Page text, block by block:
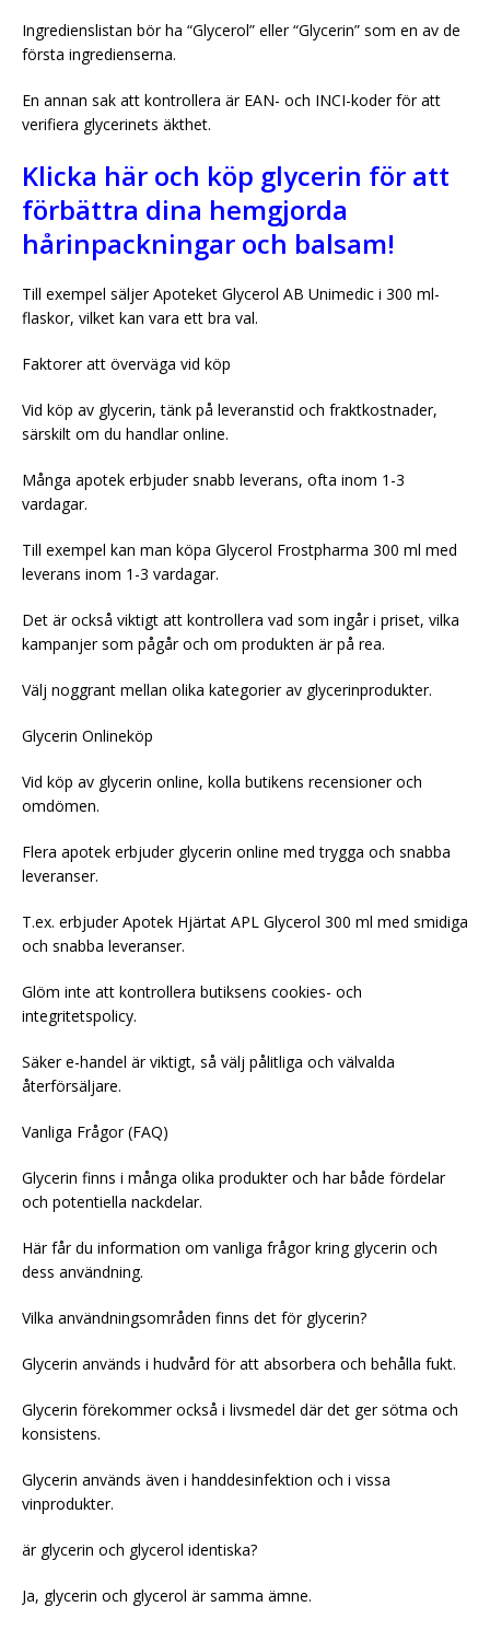
Ingredienslistan bör ha “Glycerol” eller “Glycerin” som en av de
första ingredienserna.
En annan sak att kontrollera är EAN- och INCI-koder för att
verifiera glycerinets äkthet.
Klicka här och köp glycerin för att
förbättra dina hemgjorda
hårinpackningar och balsam!
Till exempel säljer Apoteket Glycerol AB Unimedic i 300 ml-
flaskor, vilket kan vara ett bra val.
Faktorer att överväga vid köp
Vid köp av glycerin, tänk på leveranstid och fraktkostnader,
särskilt om du handlar online.
Många apotek erbjuder snabb leverans, ofta inom 1-3
vardagar.
Till exempel kan man köpa Glycerol Frostpharma 300 ml med
leverans inom 1-3 vardagar.
Det är också viktigt att kontrollera vad som ingår i priset, vilka
kampanjer som pågår och om produkten är på rea.
Välj noggrant mellan olika kategorier av glycerinprodukter.
Glycerin Onlineköp
Vid köp av glycerin online, kolla butikens recensioner och
omdömen.
Flera apotek erbjuder glycerin online med trygga och snabba
leveranser.
T.ex. erbjuder Apotek Hjärtat APL Glycerol 300 ml med smidiga
och snabba leveranser.
Glöm inte att kontrollera butiksens cookies- och
integritetspolicy.
Säker e-handel är viktigt, så välj pålitliga och välvalda
återförsäljare.
Vanliga Frågor (FAQ)
Glycerin finns i många olika produkter och har både fördelar
och potentiella nackdelar.
Här får du information om vanliga frågor kring glycerin och
dess användning.
Vilka användningsområden finns det för glycerin?
Glycerin används i hudvård för att absorbera och behålla fukt.
Glycerin förekommer också i livsmedel där det ger sötma och
konsistens.
Glycerin används även i handdesinfektion och i vissa
vinprodukter.
är glycerin och glycerol identiska?
Ja, glycerin och glycerol är samma ämne.